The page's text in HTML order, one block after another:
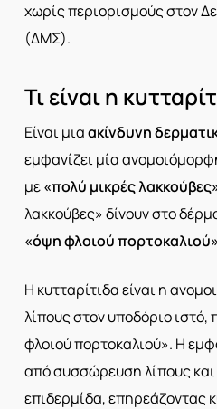
χωρίς περιορισμούς στον
(ΔΜΣ).
Τι είναι η
Είναι μιαακίνδυνη
εμφανίζει μία
με«πολύ μικρές
λακκούβες» δίνουν στο
«όψη φλοιού πορτοκαλιού»
Η κυτταρίτιδα είναι η
λίπους στον υποδόριο ιστό,
φλοιού πορτοκαλιού». Η
από συσσώρευση λίπους
επιδερμίδα, επηρεάζοντας